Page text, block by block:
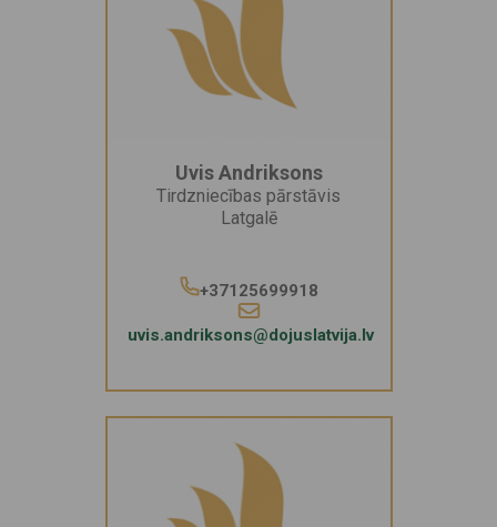
Uvis Andriksons
Tirdzniecības pārstāvis
Latgalē
+37125699918
uvis.andriksons@dojuslatvija.lv